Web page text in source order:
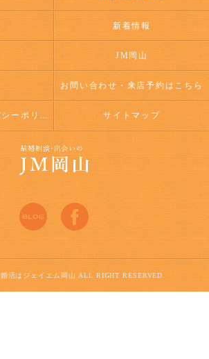
新着情報
JM岡山
お問い合わせ・来店予約はこちら
特定商取引法&プライバシーポリシー サイトマップ
活はジェイエム岡山 ALL RIGHT RESERVED.